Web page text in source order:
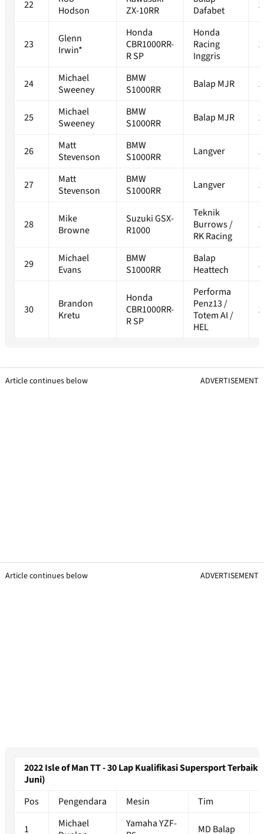
22
Hodson
ZX-10RR
Dafabet
23
Glenn
Irwin*
Honda
CBR1000RR-
R SP
Honda
Racing
Inggris
24
Michael
Sweeney
BMW
S1000RR
Balap MJR
25
Michael
Sweeney
BMW
S1000RR
Balap MJR
26
Matt
Stevenson
BMW
S1000RR
Langver
27
Matt
Stevenson
BMW
S1000RR
Langver
28
Mike
Browne
Suzuki GSX-
R1000
Teknik
Burrows /
RK Racing
29
Michael
Evans
BMW
S1000RR
Balap
Heattech
30
Brandon
Kretu
Honda
CBR1000RR-
R SP
Performa
Penz13 /
Totem AI /
HEL
Article continues below ADVERTISEMENT
Article continues below ADVERTISEMENT
2022 Isle of Man TT - 30 Lap Kualifikasi Supersport Terbaik
Juni)
Pos
Pengendara Mesin Tim
1
Michael
Yamaha YZF-
MD Balap